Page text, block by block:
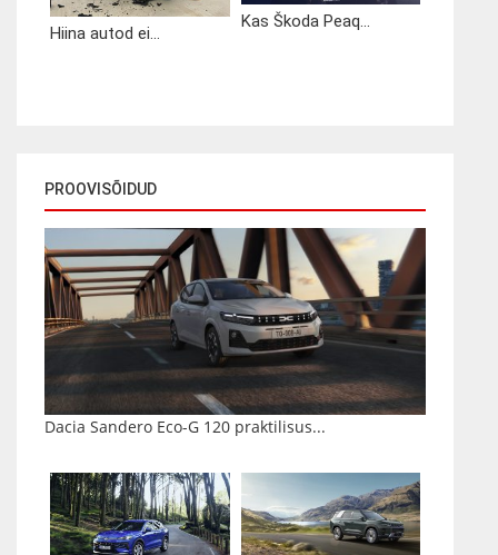
Hiina autod ei...
Kas Škoda Peaq...
PROOVISÕIDUD
Dacia Sandero Eco-G 120 praktilisus...